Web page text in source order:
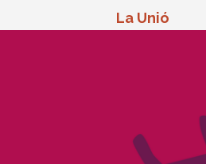
La Unió